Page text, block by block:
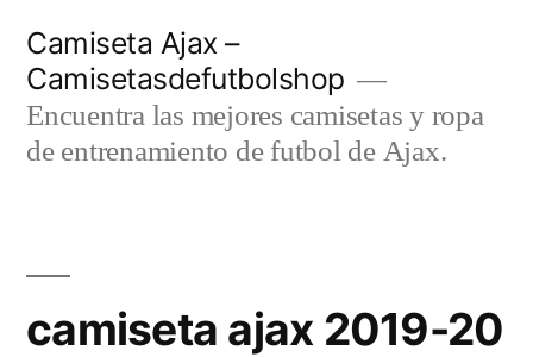
contenido
Camiseta Ajax –
Camisetasdefutbolshop
Encuentra las mejores camisetas y ropa
de entrenamiento de futbol de Ajax.
camiseta ajax 2019-20